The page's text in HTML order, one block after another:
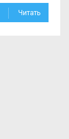
Читать